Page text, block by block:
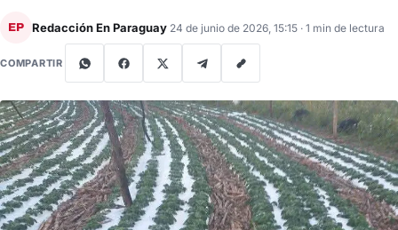
EP Redacción En Paraguay 24 de junio de 2026, 15:15 · 1 min de lectura
COMPARTIR